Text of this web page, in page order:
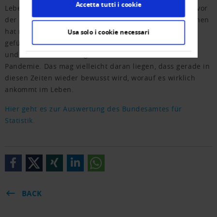
Accetta tutti i cookie
Usa solo i cookie necessari
Leben und auch ihrer Gesundheit so zufrieden ist wie vor
der Pandemie. Und selbst der hohe Anteil der Glücklichen
hat nur leicht von 79 auf 74 Prozent abgenommen. Die
gefühlt unter Dauerbeschuss stehenden Politikerinnen
und Politiker erhalten gar bessere Noten als vor der
Pandemie. Das mag vielleicht daran liegen, dass gerade in
diesen Zeiten wieder bewusst wird, worauf es wirklich
ankommt im Leben.
Hier geht es zur Auswertung des Bundesamtes für
Statistik.
BACK